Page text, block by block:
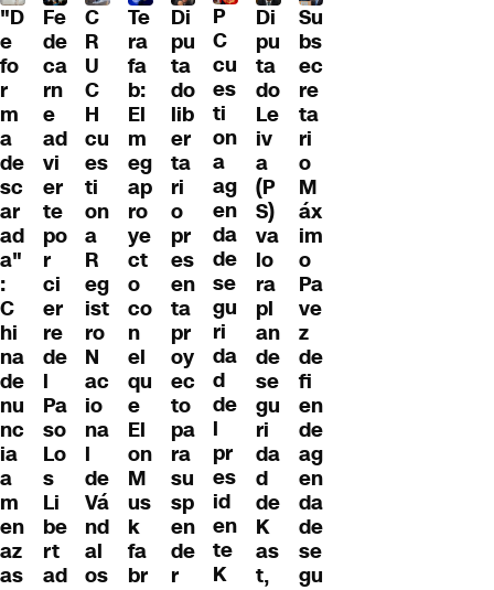
"D
e
fo
r
m
a
de
sc
ar
ad
a"
:
C
hi
na
de
nu
nc
ia
a
m
en
az
as
Fe
de
ca
rn
e
ad
vi
er
te
po
r
ci
er
re
de
l
Pa
so
Lo
s
Li
be
rt
ad
C
R
U
C
H
cu
es
ti
on
a
R
eg
ist
ro
N
ac
io
na
l
de
Vá
nd
al
os
Te
ra
fa
b:
El
m
eg
ap
ro
ye
ct
o
co
n
el
qu
e
El
on
M
us
k
fa
br
Di
pu
ta
do
lib
er
ta
ri
o
pr
es
en
ta
pr
oy
ec
to
pa
ra
su
sp
en
de
r
P
C
cu
es
ti
on
a
ag
en
da
de
se
gu
ri
da
d
de
l
pr
es
id
en
te
K
Di
pu
ta
do
Le
iv
a
(P
S)
va
lo
ra
pl
an
de
se
gu
ri
da
d
de
K
as
t,
Su
bs
ec
re
ta
ri
o
M
áx
im
o
Pa
ve
z
de
fi
en
de
ag
en
da
de
se
gu